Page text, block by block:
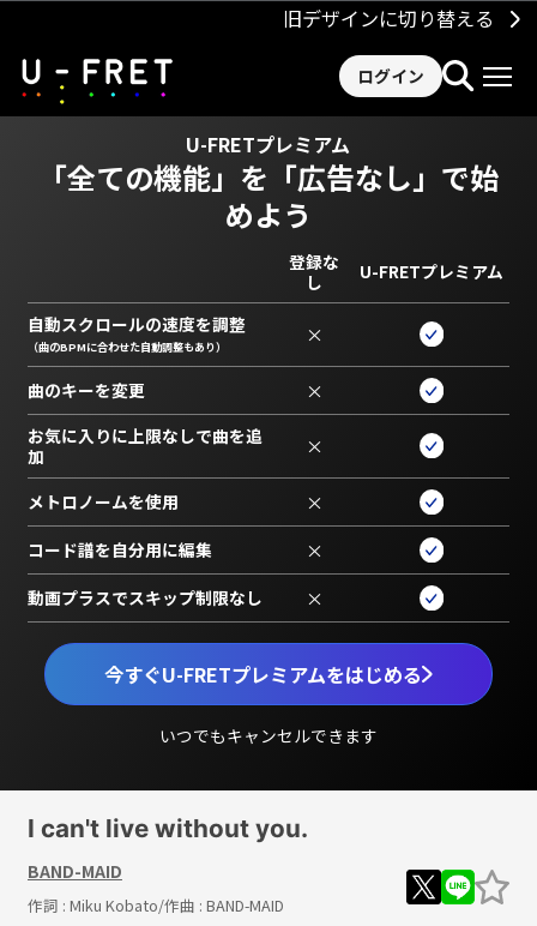
旧デザインに切り替える
ログイン
U-FRETプレミアム
「全ての機能」を 「広告なし」で始
めよう
今すぐU-FRETプレミアムをはじめる
いつでもキャンセルできます
登録な
し
U-FRETプレミアム
自動スクロールの速度を調整
（曲のBPMに合わせた自動調整もあり） ×
曲のキーを変更 ×
お気に入りに上限なしで曲を追
加
×
メトロノームを使用 ×
コード譜を自分用に編集 ×
動画プラスでスキップ制限なし ×
I can't live without you.
BAND-MAID
作詞 : Miku Kobato/作曲 : BAND-MAID